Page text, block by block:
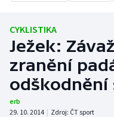
Cyklistika
DALŠÍ SPORTY
Americký fotbal
NEPŘEHLÉDNĚTE
CYKLISTIKA
Ježek:
zranění
odškodnění
erb
29. 10. 2014 | Zdroj: ČT sport